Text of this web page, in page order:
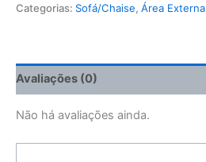
Categorias: Sofá/Chaise, Área Externa
Avaliações (0)
Não há avaliações ainda.